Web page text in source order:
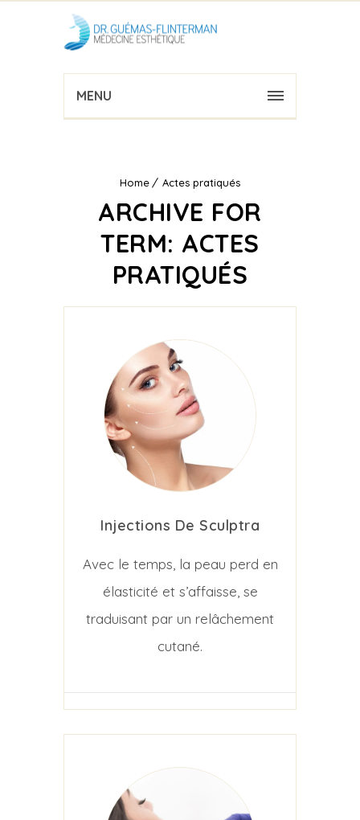
MENU
Home Actes pratiqués
ARCHIVE FOR
TERM: ACTES
PRATIQUÉS
Injections De Sculptra
Avec le temps, la peau perd en
élasticité et s’affaisse, se
traduisant par un relâchement
cutané.